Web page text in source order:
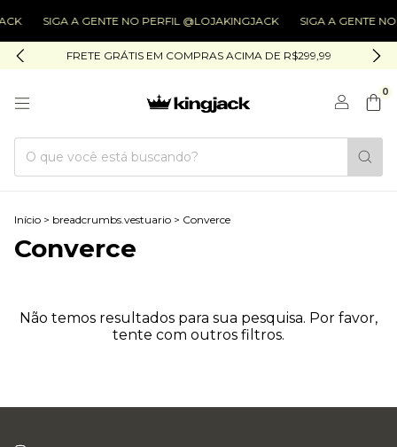
SIGA A GENTE NO PERFIL @LOJAKINGJACK SIGA A GENTE
FRETE GRÁTIS EM COMPRAS ACIMA DE R$299,99
0
Início > breadcrumbs.vestuario > Converce
Converce
Não temos resultados para sua pesquisa. Por favor,
tente com outros filtros.